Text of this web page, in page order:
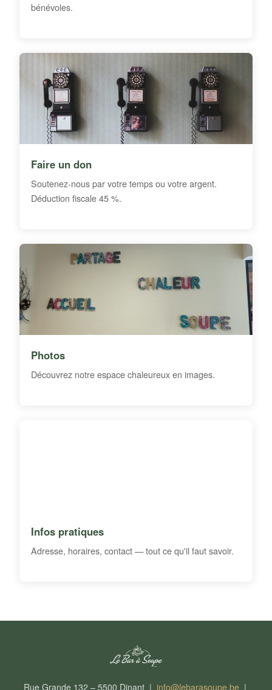
bénévoles.
Faire un don
Soutenez-nous par votre temps ou votre argent.
Déduction fiscale 45 %.
Photos
Découvrez notre espace chaleureux en images.
Infos pratiques
Adresse, horaires, contact — tout ce qu'il faut savoir.
Rue Grande 132 – 5500 Dinant | info@lebarasoupe.be|